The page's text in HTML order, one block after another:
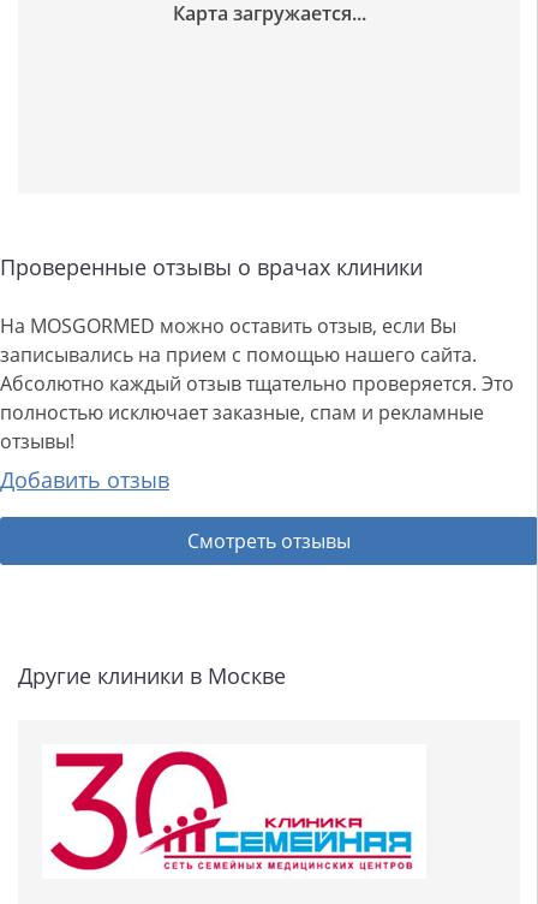
Проверенные отзывы о врачах клиники
На MOSGORMED можно оставить отзыв, если Вы
записывались на прием с помощью нашего сайта.
Абсолютно каждый отзыв тщательно проверяется. Это
полностью исключает заказные, спам и рекламные
отзывы!
Добавить отзыв
Смотреть отзывы
Другие клиники в Москве